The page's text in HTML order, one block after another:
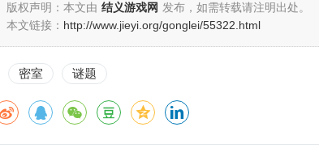
版权声明：本文由 结义游戏网 发布，如需转载请注明出处。
本文链接： http://www.jieyi.org/gonglei/55322.html
密室 谜题